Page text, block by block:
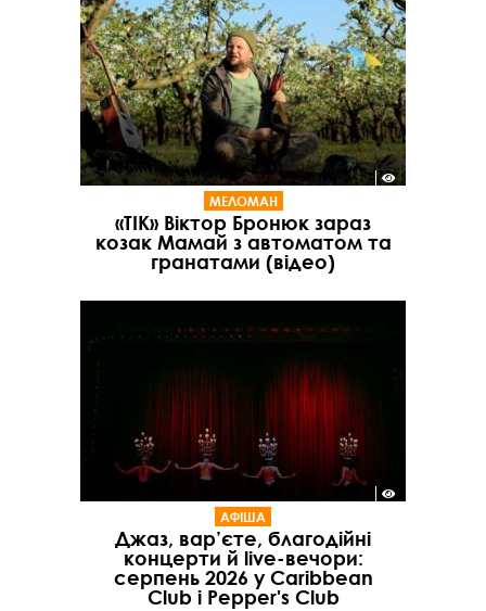
МЕЛОМАН
«ТІК» Віктор Бронюк зараз
козак Мамай з автоматом та
гранатами (відео)
АФІША
Джаз, вар’єте, благодійні
концерти й live-вечори:
серпень 2026 у Caribbean
Club і Pepper's Club